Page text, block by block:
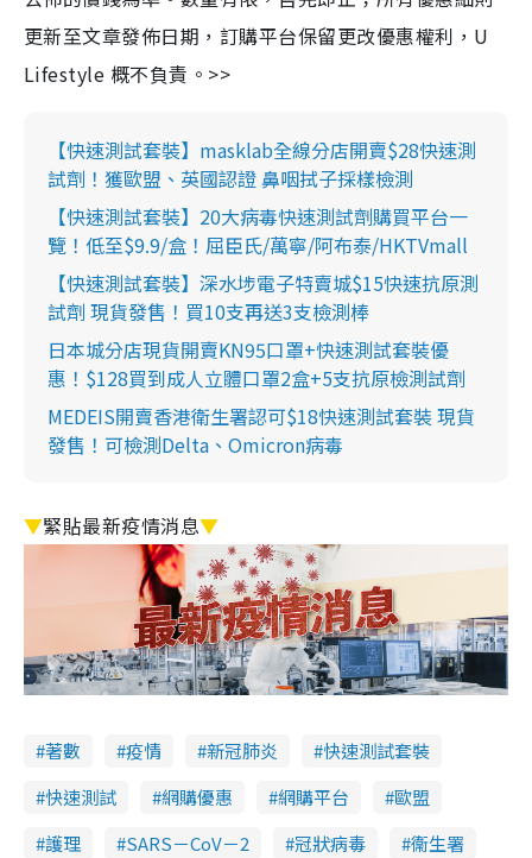
更新至文章發佈日期，訂購平台保留更改優惠權利，U
Lifestyle 概不負責。>>
【快速測試套裝】masklab全線分店開賣$28快速測
試劑！獲歐盟、英國認證 鼻咽拭子採樣檢測
【快速測試套裝】20大病毒快速測試劑購買平台一
覽！低至$9.9/盒！屈臣氏/萬寧/阿布泰/HKTVmall
【快速測試套裝】深水埗電子特賣城$15快速抗原測
試劑 現貨發售！買10支再送3支檢測棒
日本城分店現貨開賣KN95口罩+快速測試套裝優
惠！$128買到成人立體口罩2盒+5支抗原檢測試劑
MEDEIS開賣香港衛生署認可$18快速測試套裝 現貨
發售！可檢測Delta、Omicron病毒
▼緊貼最新疫情消息▼
著數 疫情 新冠肺炎
快速測試套裝
快速測試
網購優惠 網購平台
歐盟
護理
SARS－CoV－2 冠狀病毒 衞生署